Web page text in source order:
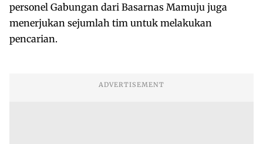
personel Gabungan dari Basarnas Mamuju juga
menerjukan sejumlah tim untuk melakukan
pencarian.